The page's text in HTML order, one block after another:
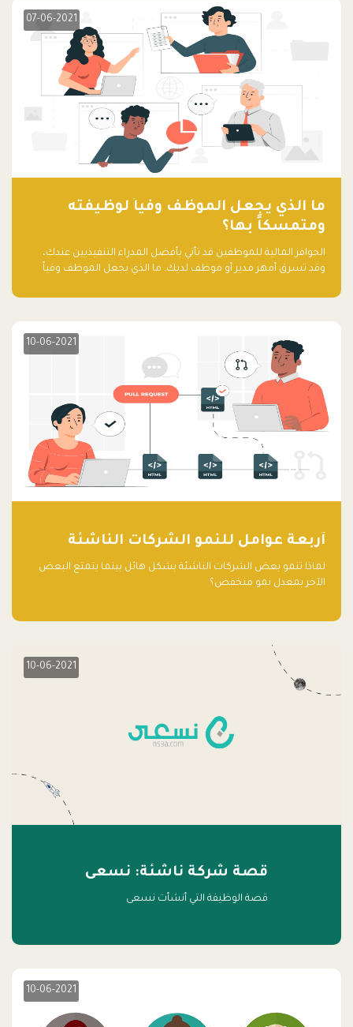
07-06-2021
ما الذي يجعل الموظف وفياً لوظيفته
ومتمسكاً بها؟
الحوافز المالية للموظفين قد تأتي بأفضل المدراء التنفيذيين عندك،
وقد تسرق أمهر مدير أو موظف لديك. ما الذي يجعل الموظف وفياً
10-06-2021
آربعة عوامل للنمو الشركات الناشئة
لماذا تنمو بعض الشركات الناشئة بشكل هائل بينما يتمتع البعض
الآخر بمعدل نمو منخفض؟
10-06-2021
قصة شركة ناشئة: نسعى
قصة الوظيفة التي أنشأت نسعى
10-06-2021